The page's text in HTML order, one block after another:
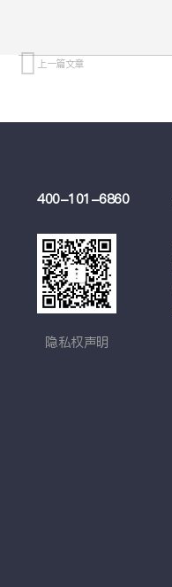
上一篇文章
400-101-6860
隐私权声明